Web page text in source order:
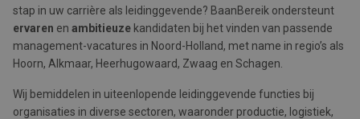
stap in uw carrière als leidinggevende? BaanBereik ondersteunt
ervaren en ambitieuze kandidaten bij het vinden van passende
management-vacatures in Noord-Holland, met name in regio’s als
Hoorn, Alkmaar, Heerhugowaard, Zwaag en Schagen.
Wij bemiddelen in uiteenlopende leidinggevende functies bij
organisaties in diverse sectoren, waaronder productie, logistiek,